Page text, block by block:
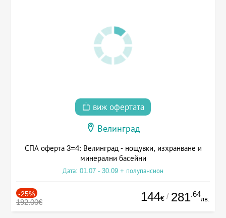
виж офертата
Велинград
СПА оферта 3=4: Велинград - нощувки, изхранване и
минерални басейни
Дата: 01.07 - 30.09 + полупансион
-25%
192.00€ 144€ / 281.64
лв.